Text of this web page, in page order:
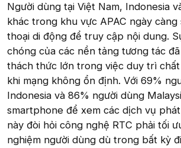
Người dùng tại Việt Nam, Indonesia
khác trong khu vực APAC ngày càng
thoại di động để truy cập nội dung.
chóng của các nền tảng tương tác
thách thức lớn trong việc duy trì
khi mạng không ổn định. Với 69%
Indonesia và 86% người dùng
smartphone để xem các dịch vụ
này đòi hỏi công nghệ RTC phải tối
nghiệm người dùng dù trong bất kỳ